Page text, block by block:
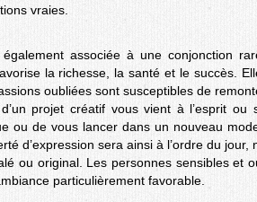
vraies.
associée à une conjonction
la richesse, la santé et le succès.
oubliées sont susceptibles de
projet créatif vous vient à l’esprit ou
ou de vous lancer dans un nouveau
d’expression sera ainsi à l’ordre du
ou original. Les personnes sensibles et
particulièrement favorable.